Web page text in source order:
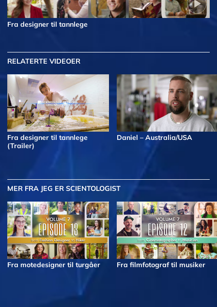
Fra designer til tannlege
RELATERTE VIDEOER
Fra designer til tannlege
(Trailer)
Daniel – Australia/USA
MER FRA JEG ER SCIENTOLOGIST
Fra motedesigner til turgåer Fra filmfotograf til musiker